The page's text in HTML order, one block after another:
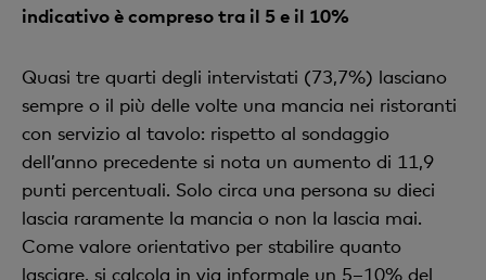
indicativo è compreso tra il 5 e il 10%
Quasi tre quarti degli intervistati (73,7%) lasciano
sempre o il più delle volte una mancia nei ristoranti
con servizio al tavolo: rispetto al sondaggio
dell’anno precedente si nota un aumento di 11,9
punti percentuali. Solo circa una persona su dieci
lascia raramente la mancia o non la lascia mai.
Come valore orientativo per stabilire quanto
lasciare, si calcola in via informale un 5–10% del